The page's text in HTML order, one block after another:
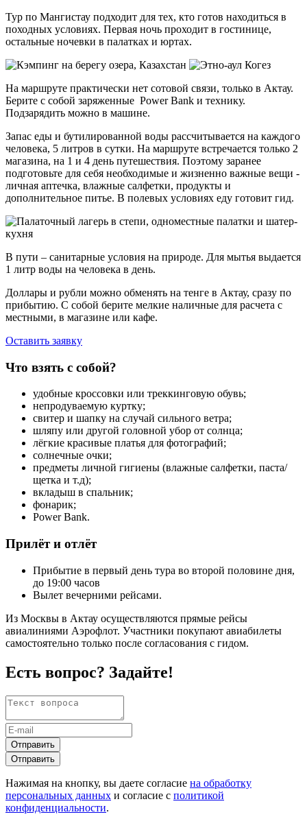
Тур по Мангистау подходит для тех, кто готов находиться в
походных условиях. Первая ночь проходит в гостинице,
остальные ночевки в палатках и юртах.
На маршруте практически нет сотовой связи, только в Актау.
Берите с собой заряженные Power Bank и технику.
Подзарядить можно в машине.
Запас еды и бутилированной воды рассчитывается на каждого
человека, 5 литров в сутки. На маршруте встречается только 2
магазина, на 1 и 4 день путешествия. Поэтому заранее
подготовьте для себя необходимые и жизненно важные вещи -
личная аптечка, влажные салфетки, продукты и
дополнительное питье. В полевых условиях еду готовит гид.
В пути – санитарные условия на природе. Для мытья выдается
1 литр воды на человека в день.
Доллары и рубли можно обменять на тенге в Актау, сразу по
прибытию. С собой берите мелкие наличные для расчета с
местными, в магазине или кафе.
Оставить заявку
Что взять с собой?
удобные кроссовки или треккинговую обувь;
непродуваемую куртку;
свитер и шапку на случай сильного ветра;
шляпу или другой головной убор от солнца;
лёгкие красивые платья для фотографий;
солнечные очки;
предметы личной гигиены (влажные салфетки, паста/
щетка и т.д);
вкладыш в спальник;
фонарик;
Power Bank.
Прилёт и отлёт
Прибытие в первый день тура во второй половине дня,
до 19:00 часов
Вылет вечерними рейсами.
Из Москвы в Актау осуществляются прямые рейсы
авиалиниями Аэрофлот. Участники покупают авиабилеты
самостоятельно только после согласования с гидом.
Есть вопрос? Задайте!
Отправить
Отправить
Нажимая на кнопку, вы даете согласие на обработку
персональных данных и согласие с политикой
конфиденциальности.